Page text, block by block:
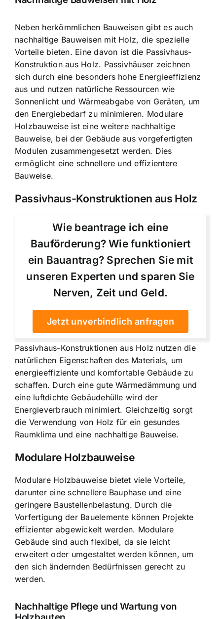
Neben herkömmlichen Bauweisen gibt es auch
nachhaltige Bauweisen mit Holz, die spezielle
Vorteile bieten. Eine davon ist die Passivhaus-
Konstruktion aus Holz. Passivhäuser zeichnen
sich durch eine besonders hohe Energieeffizienz
aus und nutzen natürliche Ressourcen wie
Sonnenlicht und Wärmeabgabe von Geräten, um
den Energiebedarf zu minimieren. Modulare
Holzbauweise ist eine weitere nachhaltige
Bauweise, bei der Gebäude aus vorgefertigten
Modulen zusammengesetzt werden. Dies
ermöglicht eine schnellere und effizientere
Bauweise.
Passivhaus-Konstruktionen aus Holz
Wie beantrage ich eine
Bauförderung? Wie funktioniert
ein Bauantrag? Sprechen Sie mit
unseren Experten und sparen Sie
Nerven, Zeit und Geld.
Jetzt unverbindlich anfragen
Passivhaus-Konstruktionen aus Holz nutzen die
natürlichen Eigenschaften des Materials, um
energieeffiziente und komfortable Gebäude zu
schaffen. Durch eine gute Wärmedämmung und
eine luftdichte Gebäudehülle wird der
Energieverbrauch minimiert. Gleichzeitig sorgt
die Verwendung von Holz für ein gesundes
Raumklima und eine nachhaltige Bauweise.
Modulare Holzbauweise
Modulare Holzbauweise bietet viele Vorteile,
darunter eine schnellere Bauphase und eine
geringere Baustellenbelastung. Durch die
Vorfertigung der Bauelemente können Projekte
effizienter abgewickelt werden. Modulare
Gebäude sind auch flexibel, da sie leicht
erweitert oder umgestaltet werden können, um
den sich ändernden Bedürfnissen gerecht zu
werden.
Nachhaltige Pflege und Wartung von